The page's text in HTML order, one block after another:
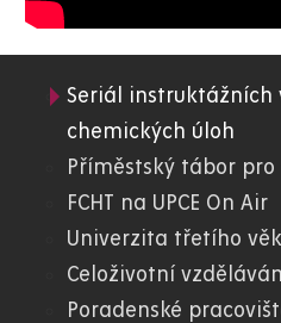
05.
FChT
Seriál instruktážních
chemických úloh
Příměstský tábor
FCHT na UPCE On Air
Univerzita třetího
Celoživotní
Poradenské